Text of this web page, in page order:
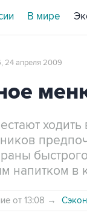
В мире
24 апреля 2009
в
от 13:08 →